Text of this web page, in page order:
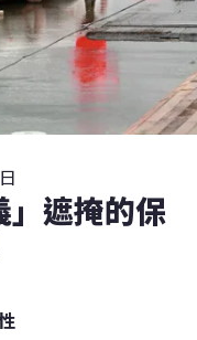
遮掩的保